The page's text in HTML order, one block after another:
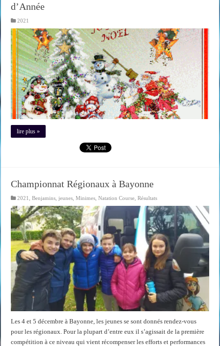
d’Année
2021
lire plus »
Championnat Régionaux à Bayonne
2021 ,Benjamins ,jeunes ,Minimes ,Natation Course ,Résultats
Les 4 et 5 décembre à Bayonne, les jeunes se sont donnés rendez-vous
pour les régionaux. Pour la plupart d’entre eux il s’agissait de la première
compétition à ce niveau qui vient récompenser les efforts et performances